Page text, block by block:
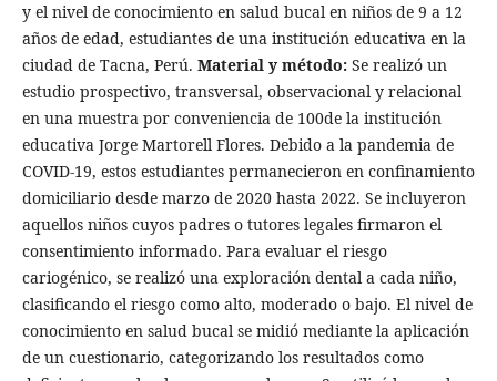
y el nivel de conocimiento en salud bucal en niños de 9 a 12
años de edad, estudiantes de una institución educativa en la
ciudad de Tacna, Perú. Material y método:Se realizó un
estudio prospectivo, transversal, observacional y relacional
en una muestra por conveniencia de 100de la institución
educativa Jorge Martorell Flores. Debido a la pandemia de
COVID-19, estos estudiantes permanecieron en confinamiento
domiciliario desde marzo de 2020 hasta 2022. Se incluyeron
aquellos niños cuyos padres o tutores legales firmaron el
consentimiento informado. Para evaluar el riesgo
cariogénico, se realizó una exploración dental a cada niño,
clasificando el riesgo como alto, moderado o bajo. El nivel de
conocimiento en salud bucal se midió mediante la aplicación
de un cuestionario, categorizando los resultados como